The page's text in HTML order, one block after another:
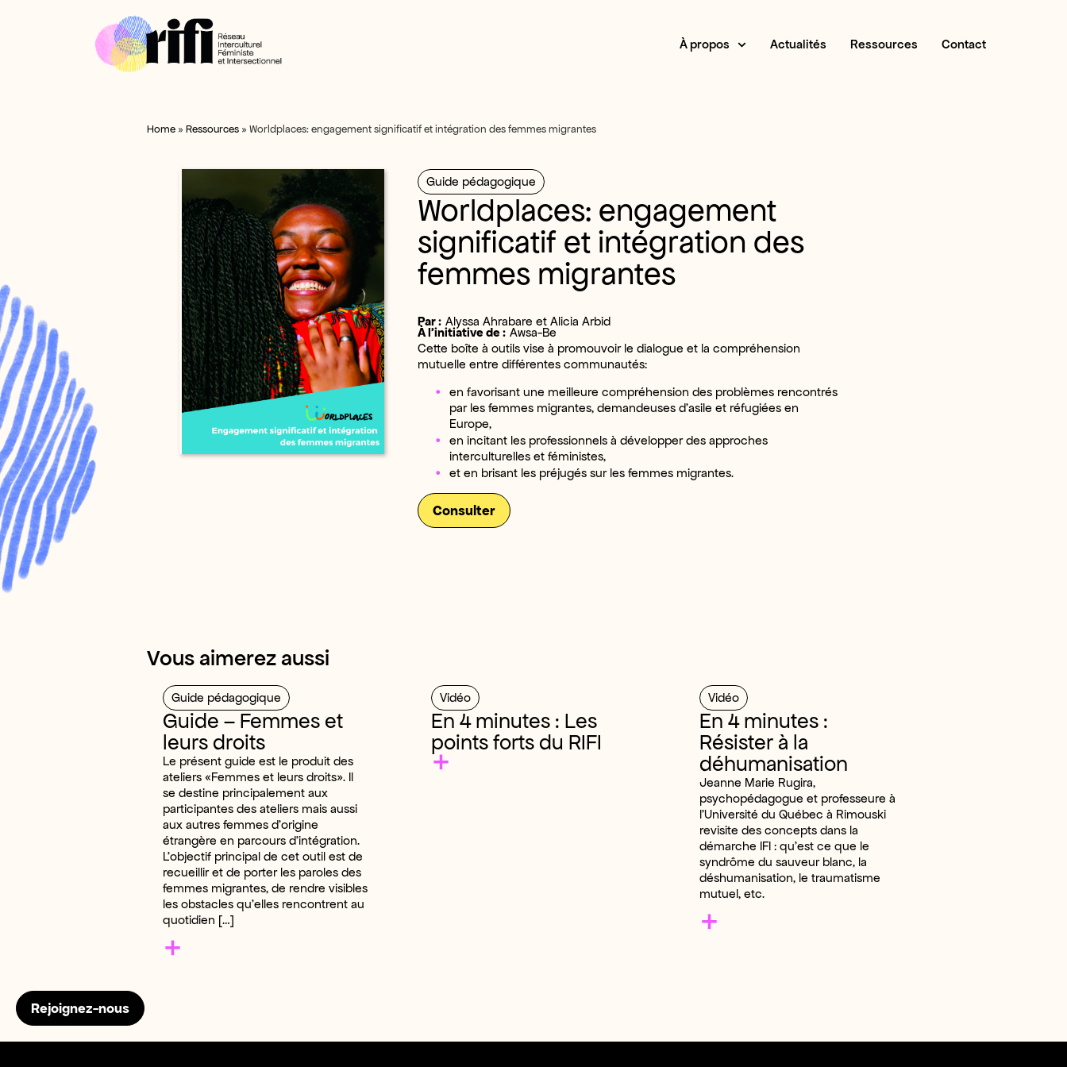
À propos Actualités Ressources Contact
Home» Ressources» Worldplaces: engagement significatif et intégration des femmes migrantes
Guide pédagogique
Worldplaces: engagement
significatif et intégration des
femmes migrantes
Par : Alyssa Ahrabare et Alicia Arbid
À l’initiative de : Awsa-Be
Cette boîte à outils vise à promouvoir le dialogue et la compréhension
mutuelle entre différentes communautés:
en favorisant une meilleure compréhension des problèmes rencontrés
par les femmes migrantes, demandeuses d’asile et réfugiées en
Europe,
en incitant les professionnels à développer des approches
interculturelles et féministes,
et en brisant les préjugés sur les femmes migrantes.
Consulter
Vous aimerez aussi
Guide pédagogique
Guide – Femmes et
leurs droits
Le présent guide est le produit des
ateliers «Femmes et leurs droits». Il
se destine principalement aux
participantes des ateliers mais aussi
aux autres femmes d’origine
étrangère en parcours d’intégration.
L’objectif principal de cet outil est de
recueillir et de porter les paroles des
femmes migrantes, de rendre visibles
les obstacles qu’elles rencontrent au
quotidien […]
+
Vidéo
En 4 minutes : Les
points forts du RIFI
+
Vidéo
En 4 minutes :
Résister à la
déhumanisation
Jeanne Marie Rugira,
psychopédagogue et professeure à
l’Université du Québec à Rimouski
revisite des concepts dans la
démarche IFI : qu’est ce que le
syndrôme du sauveur blanc, la
déshumanisation, le traumatisme
mutuel, etc.
+
Rejoignez-nous